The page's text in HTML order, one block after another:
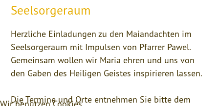
Seelsorgeraum
Herzliche Einladungen zu den Maiandachten im
Seelsorgeraum mit Impulsen von Pfarrer Pawel.
Gemeinsam wollen wir Maria ehren und uns von
den Gaben des Heiligen Geistes inspirieren lassen.
Die Termine und Orte entnehmen Sie bitte dem